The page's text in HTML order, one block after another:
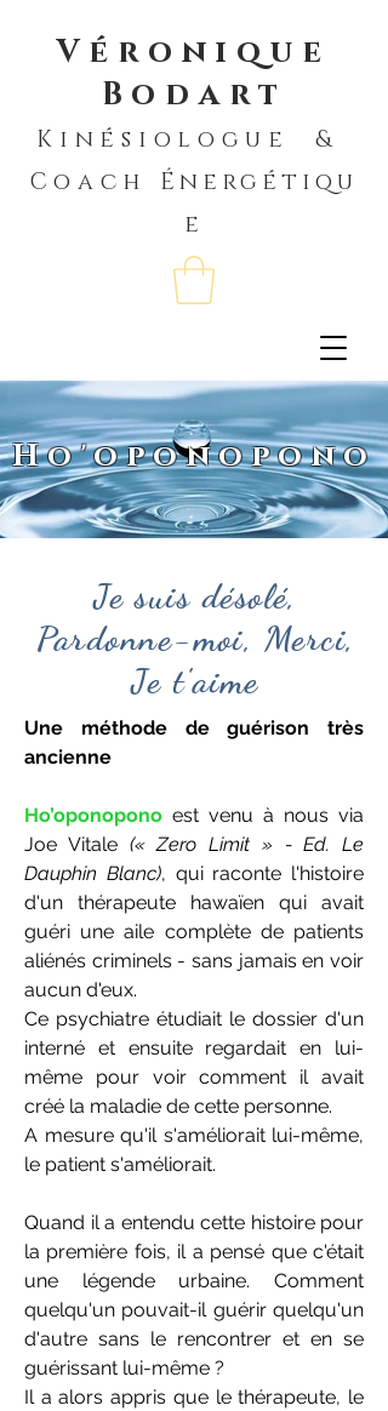
Véronique
Bodart
Kinésiologue &
Coach Énergétiqu
e
Ho'oponopono
Je suis désolé,
Pardonne-moi, Merci,
Je t'aime
Une méthode de guérison très
ancienne
Ho’oponopono est venu à nous via
Joe Vitale (« Zero Limit » - Ed. Le
Dauphin Blanc), qui raconte l'histoire
d'un thérapeute hawaïen qui avait
guéri une aile complète de patients
aliénés criminels - sans jamais en voir
aucun d'eux.
Ce psychiatre étudiait le dossier d'un
interné et ensuite regardait en lui-
même pour voir comment il avait
créé la maladie de cette personne.
A mesure qu'il s'améliorait lui-même,
le patient s'améliorait.
Quand il a entendu cette histoire pour
la première fois, il a pensé que c'était
une légende urbaine. Comment
quelqu'un pouvait-il guérir quelqu'un
d'autre sans le rencontrer et en se
guérissant lui-même ?
Il a alors appris que le thérapeute, le